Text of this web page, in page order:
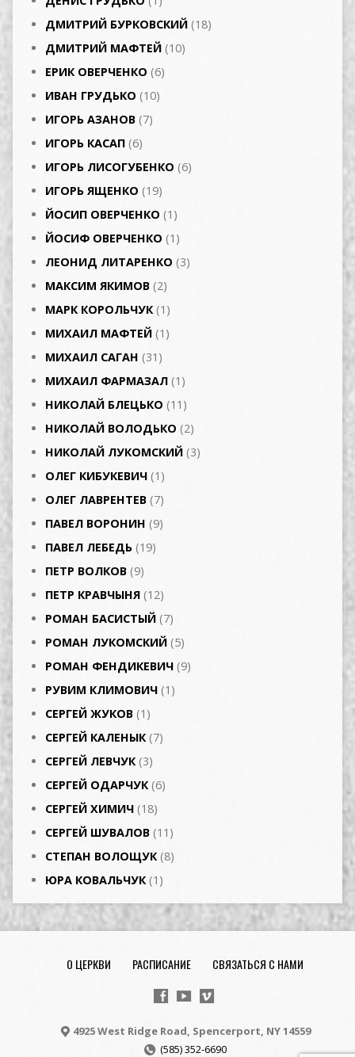
ДМИТРИЙ БУРКОВСКИЙ (18)
ДМИТРИЙ МАФТЕЙ (10)
ЕРИК ОВЕРЧЕНКО (6)
ИВАН ГРУДЬКО (10)
ИГОРЬ АЗАНОВ (7)
ИГОРЬ КАСАП (6)
ИГОРЬ ЛИСОГУБЕНКО (6)
ИГОРЬ ЯЩЕНКО (19)
ЙОСИП ОВЕРЧЕНКО (1)
ЙОСИФ ОВЕРЧЕНКО (1)
ЛЕОНИД ЛИТАРЕНКО (3)
МАКСИМ ЯКИМОВ (2)
МАРК КОРОЛЬЧУК (1)
МИХАИЛ МАФТЕЙ (1)
МИХАИЛ САГАН (31)
МИХАИЛ ФАРМАЗАЛ (1)
НИКОЛАЙ БЛЕЦЬКО (11)
НИКОЛАЙ ВОЛОДЬКО (2)
НИКОЛАЙ ЛУКОМСКИЙ (3)
ОЛЕГ КИБУКЕВИЧ (1)
ОЛЕГ ЛАВРЕНТЕВ (7)
ПАВЕЛ ВОРОНИН (9)
ПАВЕЛ ЛЕБЕДЬ (19)
ПЕТР ВОЛКОВ (9)
ПЕТР КРАВЧЫНЯ (12)
РОМАН БАСИСТЫЙ (7)
РОМАН ЛУКОМСКИЙ (5)
РОМАН ФЕНДИКЕВИЧ (9)
РУВИМ КЛИМОВИЧ (1)
СЕРГЕЙ ЖУКОВ (1)
СЕРГЕЙ КАЛЕНЫК (7)
СЕРГЕЙ ЛЕВЧУК (3)
СЕРГЕЙ ОДАРЧУК (6)
СЕРГЕЙ ХИМИЧ (18)
СЕРГЕЙ ШУВАЛОВ (11)
СТЕПАН ВОЛОЩУК (8)
ЮРА КОВАЛЬЧУК (1)
О ЦЕРКВИ РАСПИСАНИЕ СВЯЗАТЬСЯ С НАМИ
4925 West Ridge Road, Spencerport, NY 14559
(585) 352-6690